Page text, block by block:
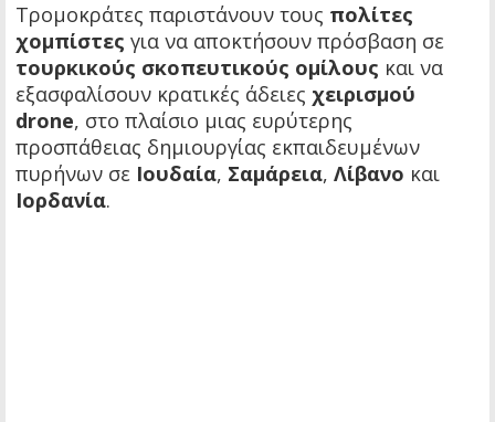
Τρομοκράτες παριστάνουν τους πολίτες
χομπίστες για να αποκτήσουν πρόσβαση σε
τουρκικούς σκοπευτικούς ομίλους και να
εξασφαλίσουν κρατικές άδειες χειρισμού
drone, στο πλαίσιο μιας ευρύτερης
προσπάθειας δημιουργίας εκπαιδευμένων
πυρήνων σε Ιουδαία, Σαμάρεια, Λίβανο και
Ιορδανία.